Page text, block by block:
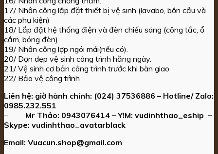
17/ Nhân công lắp đặt thiết bị vệ sinh (lavabo, bồn cầu và
các phụ kiện)
18/ Lắp đặt hệ thống điện và đèn chiếu sáng (công tắc, ổ
cắm, bóng đèn)
19/ Nhân công lợp ngói mái(nếu có).
20/ Dọn dẹp vệ sinh công trình hằng ngày.
21/ Vệ sinh cơ bản công trình trước khi bàn giao
22/ Bảo vệ công trình
Liên hệ: giờ hành chính: (024) 37536886 – Hotline/ Zalo:
0985.232.551
– Mr Thảo: 0943076414 – Y!M: vudinhthao_eship –
Skype: vudinhthao_avatarblack
Email: Vuacun.shop@gmail.com